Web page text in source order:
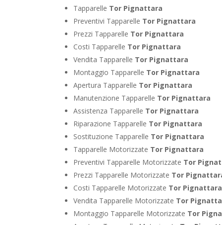
Tapparelle Tor Pignattara
Preventivi Tapparelle Tor Pignattara
Prezzi Tapparelle Tor Pignattara
Costi Tapparelle Tor Pignattara
Vendita Tapparelle Tor Pignattara
Montaggio Tapparelle Tor Pignattara
Apertura Tapparelle Tor Pignattara
Manutenzione Tapparelle Tor Pignattara
Assistenza Tapparelle Tor Pignattara
Riparazione Tapparelle Tor Pignattara
Sostituzione Tapparelle Tor Pignattara
Tapparelle Motorizzate Tor Pignattara
Preventivi Tapparelle Motorizzate Tor
Prezzi Tapparelle Motorizzate Tor
Costi Tapparelle Motorizzate Tor Pignattara
Vendita Tapparelle Motorizzate Tor
Montaggio Tapparelle Motorizzate Tor